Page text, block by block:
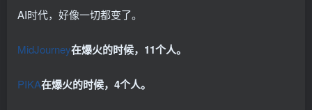
AI时代，好像一切都变了。
MidJourney在爆火的时候，11个人。
PIKA在爆火的时候，4个人。